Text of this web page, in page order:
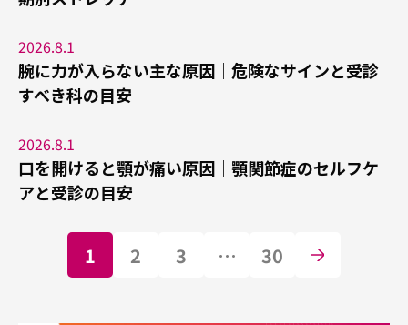
2026.8.1
腕に力が入らない主な原因｜危険なサインと受診
すべき科の目安
2026.8.1
口を開けると顎が痛い原因｜顎関節症のセルフケ
アと受診の目安
1 2 3 … 30